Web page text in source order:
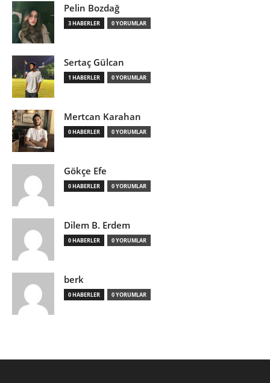
Pelin Bozdağ
3 HABERLER 0 YORUMLAR
Sertaç Gülcan
1 HABERLER 0 YORUMLAR
Mertcan Karahan
0 HABERLER 0 YORUMLAR
Gökçe Efe
0 HABERLER 0 YORUMLAR
Dilem B. Erdem
0 HABERLER 0 YORUMLAR
berk
0 HABERLER 0 YORUMLAR